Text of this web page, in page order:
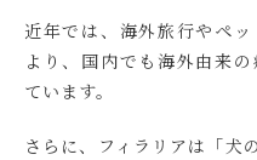
近年では、海外旅行やペ
より、国内でも海外由来
ています。
さらに、フィラリアは「犬